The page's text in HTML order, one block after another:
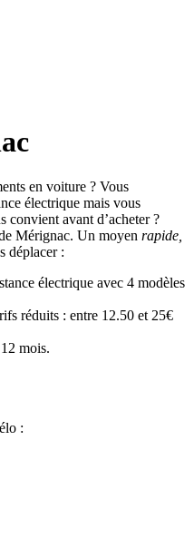
en voiture ? Vous
électrique mais vous
convient avant d’acheter ?
Mérignac. Un moyen rapide,
déplacer :
électrique avec 4 modèles
réduits : entre 12.50 et 25€
mois.
: